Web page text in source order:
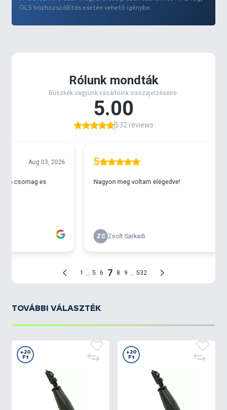
nagyon nehéz küldetés a nagy távolságú dobások
klipszben van rögzítve a dobáskor , amely a vízbe
éréskor old ki. Ezáltal csökkenthető a légellenállás,
gubancolódás esélye
- mivel a horog
kizárt. A praktikus
szerkezetnek köszönhetően hosszabb előkét is
GLS házhozszállítás esetén vehető igénybe.
TOVÁBBI VÁLASZTÉK
+20
Ft
+20
Ft